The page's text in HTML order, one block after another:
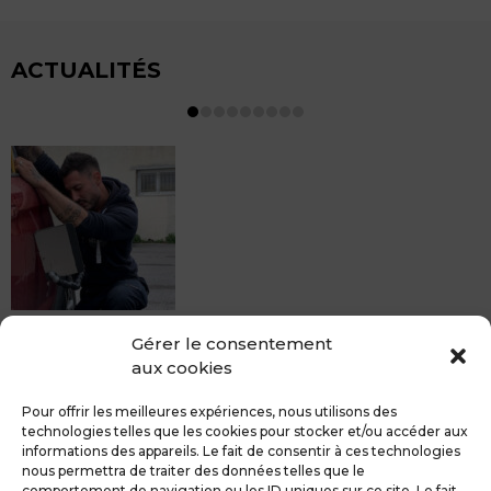
Gérer le consentement
aux cookies
Pour offrir les meilleures expériences, nous utilisons des
technologies telles que les cookies pour stocker et/ou accéder aux
informations des appareils. Le fait de consentir à ces technologies
nous permettra de traiter des données telles que le
ACTUALITÉS
peinture, sans rendez-vous mais Avec le sourire :)
du débosselage vous accueille sans rendez-...